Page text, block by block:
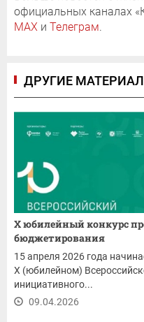
официальных каналах
MAX и Телеграм.
ДРУГИЕ
X юбилейный конкурс
бюджетирования
15 апреля 2026 года
X (юбилейном)
инициативного...
09.04.2026